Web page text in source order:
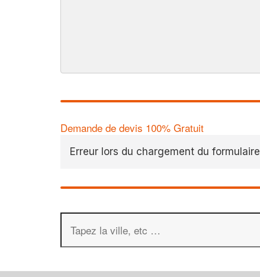
Demande de devis 100% Gratuit
Erreur lors du chargement du formulaire